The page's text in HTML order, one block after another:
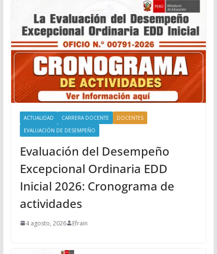
ACTUALIDAD CARRERA DOCENTE
DOCENTES
EVALUACIÓN DE DESEMPEÑO
Evaluación del Desempeño
Excepcional Ordinaria EDD
Inicial 2026: Cronograma de
actividades
4 agosto, 2026 Efrain